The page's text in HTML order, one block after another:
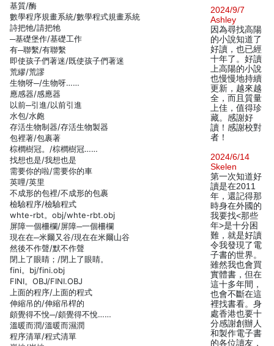
基質/酶
數學程序規畫系統/數學程式規畫系統
詩把牠/請把牠
─基礎堡作/基礎工作
有─聯繫/有聯繫
即使孩子們著迷/既使孩子們著迷
荒繆/荒謬
生物呀─/生物呀……
應感器/感應器
以前─引進/以前引進
水包/水皰
存活生物制器/存活生物製器
包裡著/包裹著
棕櫚樹冠。/棕櫚樹冠……
找想也是/我想也是
需要你的啦/需要你的車
英哩/英里
不成形的包裡/不成形的包裹
檢驗程序/檢驗程式
whte-rbt。obj/whte-rbt.obj
屏障一個柵欄/屏障─一個柵欄
現在在─米爾又谷/現在在米爾山谷
然後不作聲/默不作聲
閉上了眼睛；/閉上了眼睛。
fini。bj/fini.obj
FINI。OBJ/FINI.OBJ
上面的程序/上面的程式
伸縮吊的/伸縮吊桿的
頗覺得不悅─/頗覺得不悅……
溫暖而潤/溫暖而濕潤
程序清單/程式清單
2024/9/7
Ashley
因為尋找高陽
的小說知道了
好讀，也已經
十年了。好讀
上高陽的小說
也慢慢地持續
更新，越來越
全，而且質量
上佳，值得珍
藏。感謝好
讀！感謝校對
者！
2024/6/14
Skelen
第一次知道好
讀是在2011
年，還記得那
時身在外國的
我要找<那些
年>是十分困
難，就是好讀
令我發現了電
子書的世界。
雖然我也會買
實體書，但在
這十多年間，
也會不斷在這
裡找書看。身
處香港也要十
分感謝創辦人
和製作電子書
的各位讀友，